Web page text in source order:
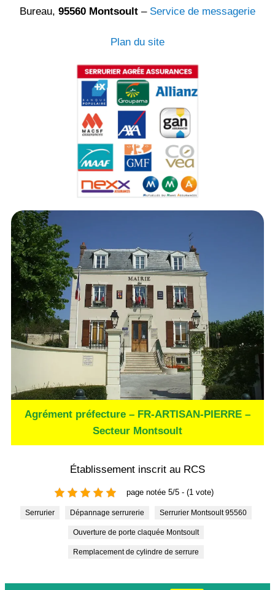
Bureau, 95560 Montsoult – Service de messagerie
Plan du site
Agrément préfecture – FR-ARTISAN-PIERRE –
Secteur Montsoult
Établissement inscrit au RCS
page notée 5/5 - (1 vote)
Serrurier Dépannage serrurerie Serrurier Montsoult 95560
Ouverture de porte claquée Montsoult
Remplacement de cylindre de serrure